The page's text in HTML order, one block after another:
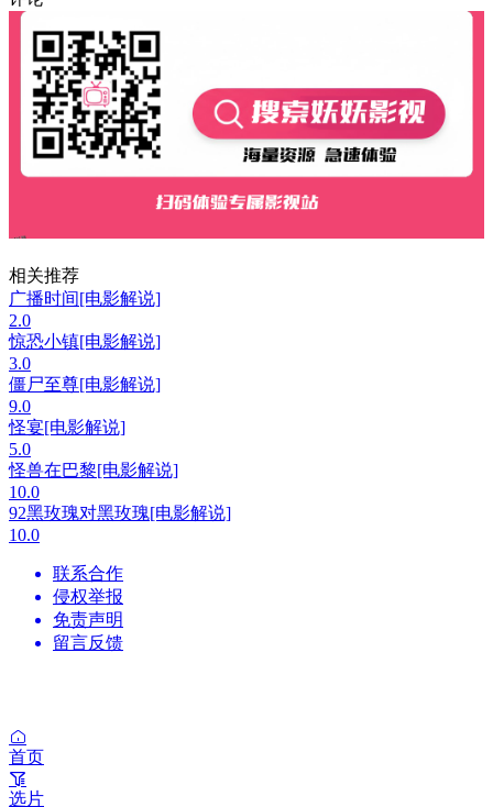
相关推荐
广播时间[电影解说]
2.0
惊恐小镇[电影解说]
3.0
僵尸至尊[电影解说]
9.0
怪宴[电影解说]
5.0
怪兽在巴黎[电影解说]
10.0
92黑玫瑰对黑玫瑰[电影解说]
10.0
联系合作
侵权举报
免责声明
留言反馈
首页
选片